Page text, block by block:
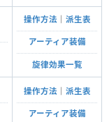
操作方法 派生表
アーティア装備
旋律効果一覧
操作方法 派生表
アーティア装備